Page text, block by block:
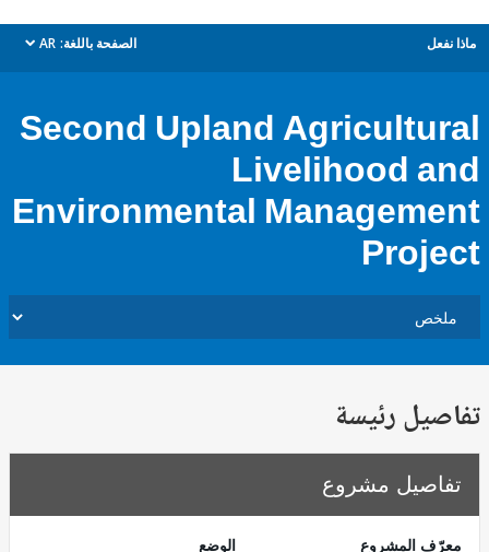
الصفحة باللغة: AR
dropdown
Second Upland
Livelihood
Environmental
رئيسة
مشروع
المشروع